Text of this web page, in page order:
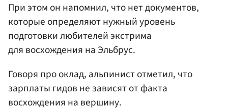
При этом он напомнил, что нет документов,
которые определяют нужный уровень
подготовки любителей экстрима
для восхождения на Эльбрус.
Говоря про оклад, альпинист отметил, что
зарплаты гидов не зависят от факта
восхождения на вершину.